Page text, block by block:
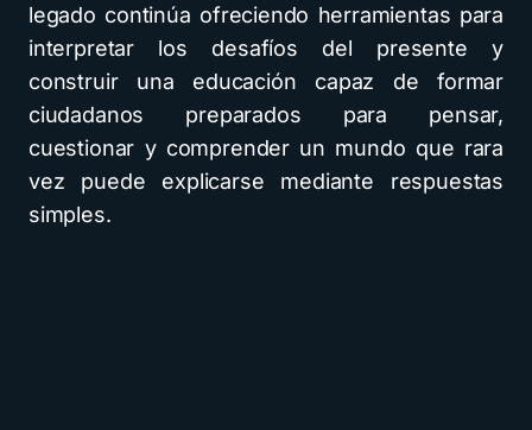
legado continúa ofreciendo herramientas para
interpretar los desafíos del presente y
construir una educación capaz de formar
ciudadanos preparados para pensar,
cuestionar y comprender un mundo que rara
vez puede explicarse mediante respuestas
simples.